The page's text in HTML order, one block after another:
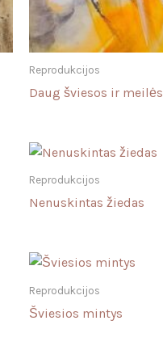
Reprodukcijos
Daug šviesos ir meilės
Reprodukcijos
Nenuskintas žiedas
Reprodukcijos
Šviesios mintys